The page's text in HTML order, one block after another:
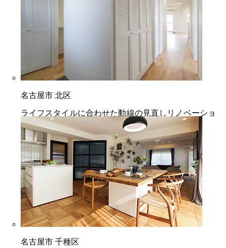
名古屋市 北区
ライフスタイルに合わせた動線の見直しリノベーショ
ン
名古屋市 千種区